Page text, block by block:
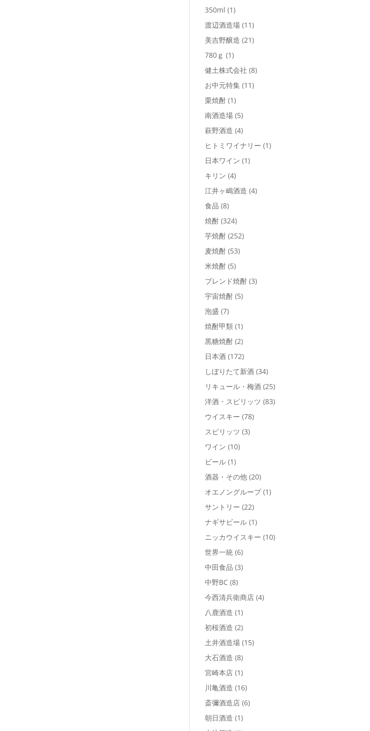
350ml (1)
渡辺酒造場 (11)
美吉野醸造 (21)
780ｇ (1)
健土株式会社 (8)
お中元特集 (11)
栗焼酎 (1)
南酒造場 (5)
萩野酒造 (4)
ヒトミワイナリー (1)
日本ワイン (1)
キリン (4)
江井ヶ嶋酒造 (4)
食品 (8)
焼酎 (324)
芋焼酎 (252)
麦焼酎 (53)
米焼酎 (5)
ブレンド焼酎 (3)
宇宙焼酎 (5)
泡盛 (7)
焼酎甲類 (1)
黒糖焼酎 (2)
日本酒 (172)
しぼりたて新酒 (34)
リキュール・梅酒 (25)
洋酒・スピリッツ (83)
ウイスキー (78)
スピリッツ (3)
ワイン (10)
ビール (1)
酒器・その他 (20)
オエノングループ (1)
サントリー (22)
ナギサビール (1)
ニッカウイスキー (10)
世界一統 (6)
中田食品 (3)
中野BC (8)
今西清兵衛商店 (4)
八鹿酒造 (1)
初桜酒造 (2)
土井酒造場 (15)
大石酒造 (8)
宮崎本店 (1)
川亀酒造 (16)
斎彌酒造店 (6)
朝日酒造 (1)